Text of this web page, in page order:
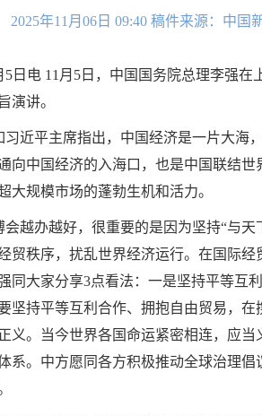
2025年11月06日 09:40 稿件来源：中国
电 11月5日，中国国务院总理李强在
演讲。
平主席指出，中国经济是一片大海
向中国经济的入海口，也是中国联结
大规模市场的蓬勃生机和活力。
办越好，很重要的是因为坚持“与天
贸秩序，扰乱世界经济运行。在国际
同大家分享3点看法：一是坚持平等互
坚持平等互利合作、拥抱自由贸易，
义。当今世界各国命运紧密相连，应
系。中方愿同各方积极推动全球治理